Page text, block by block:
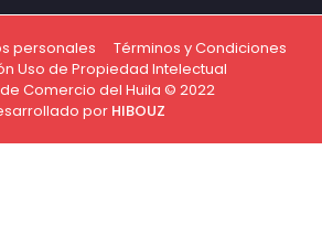
personales
Términos y Condiciones
Uso de Propiedad Intelectual
Comercio del Huila © 2022
por HIBOUZ